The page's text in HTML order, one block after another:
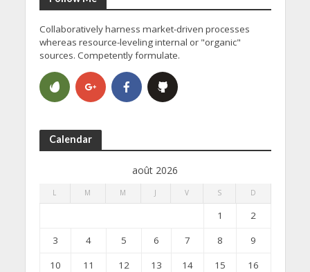
Collaboratively harness market-driven processes
whereas resource-leveling internal or "organic"
sources. Competently formulate.
Calendar
août 2026
L M M J V S D
1
2
3
4 5 6 7 8
9
10
11 12 13 14 15
16